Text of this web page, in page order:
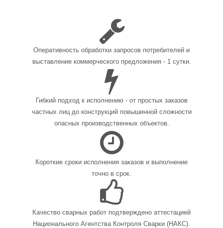
Оперативность обработки запросов потребителей и
выставление коммерческого предложения - 1 сутки.
Гибкий подход к исполнению - от простых заказов
частных лиц до конструкций повышенной сложности
опасных производственных объектов.
Короткие сроки исполнения заказов и выполнение
точно в срок.
Качество сварных работ подтверждено аттестацией
Национального Агентства Контроля Сварки (НАКС).